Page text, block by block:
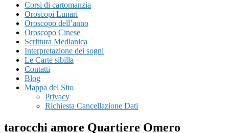
Corsi di cartomanzia
Oroscopi Lunari
Oroscopo dell’anno
Oroscopo Cinese
Scrittura Medianica
Interpretazione dei sogni
Le Carte sibilla
Contatti
Blog
Mappa del Sito
Privacy
Richiesta Cancellazione Dati
tarocchi amore Quartiere Omero